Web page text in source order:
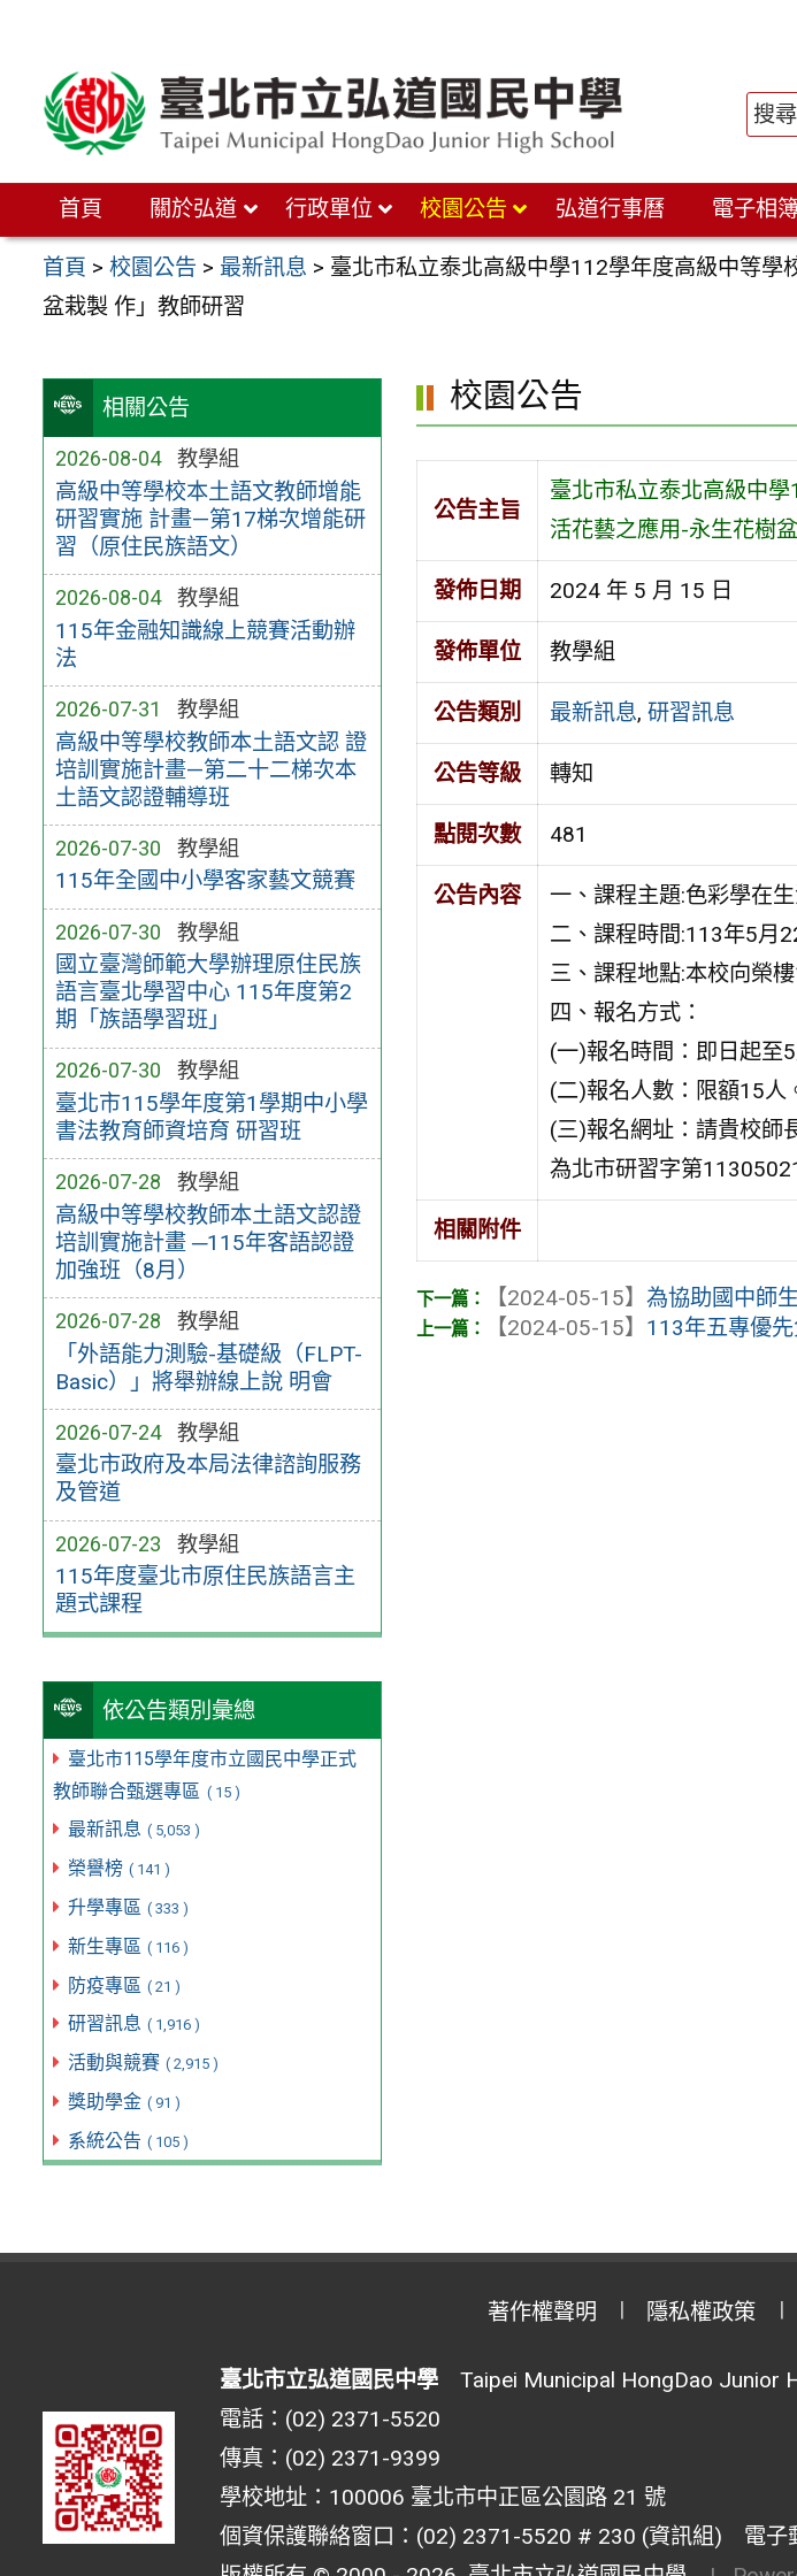
首頁 關於弘道 行政單位 校園公告 弘道行事曆 電子相
首頁 >校園公告 > 最新訊息 > 臺北市私立泰北高級中學112學年度高級中等
盆栽製 作」教師研習
相關公告
2026-08-04 教學組
高級中等學校本土語文教師增能
研習實施 計畫—第17梯次增能研
習（原住民族語文）
2026-08-04 教學組
115年金融知識線上競賽活動辦
法
2026-07-31 教學組
高級中等學校教師本土語文認 證
培訓實施計畫—第二十二梯次本
土語文認證輔導班
2026-07-30 教學組
115年全國中小學客家藝文競賽
2026-07-30 教學組
國立臺灣師範大學辦理原住民族
語言臺北學習中心 115年度第2
期「族語學習班」
2026-07-30 教學組
臺北市115學年度第1學期中小學
書法教育師資培育 研習班
2026-07-28 教學組
高級中等學校教師本土語文認證
培訓實施計畫 ─115年客語認證
加強班（8月）
2026-07-28 教學組
「外語能力測驗-基礎級（FLPT-
Basic）」將舉辦線上說 明會
2026-07-24 教學組
臺北市政府及本局法律諮詢服務
及管道
2026-07-23 教學組
115年度臺北市原住民族語言主
題式課程
依公告類別彙總
臺北市115學年度市立國民中學正式
教師聯合甄選專區 ( 15 )
最新訊息 ( 5,053 )
榮譽榜 ( 141 )
升學專區 ( 333 )
新生專區 ( 116 )
防疫專區 ( 21 )
研習訊息 ( 1,916 )
活動與競賽 ( 2,915 )
獎助學金 ( 91 )
系統公告 ( 105 )
校園公告
公告主旨
臺北市私立泰北高級中
活花藝之應用-永生花樹
發佈日期 2024 年 5 月 15 日
發佈單位 教學組
公告類別 最新訊息, 研習訊息
公告等級 轉知
點閱次數 481
公告內容
一、課程主題:色彩學在
二、課程時間:113年5月
三、課程地點:本校向榮
四、報名方式：
(一)報名時間：即日起至
(二)報名人數：限額15人
(三)報名網址：請貴校師
為北市研習字第
相關附件
【2024-05-15】為協助國中師
【2024-05-15】 113年五專優
著作權聲明 隱私權政策
臺北市立弘道國民中學Taipei Municipal HongDao Junior
電話：(02) 2371-5520
傳真：(02) 2371-9399
學校地址：100006 臺北市中正區公園路 21 號
個資保護聯絡窗口：(02) 2371-5520 # 230 (資訊組) 電子